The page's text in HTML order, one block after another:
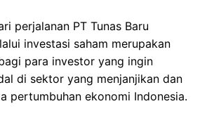
perjalanan PT Tunas Baru
investasi saham merupakan
para investor yang ingin
di sektor yang menjanjikan dan
pertumbuhan ekonomi Indonesia.